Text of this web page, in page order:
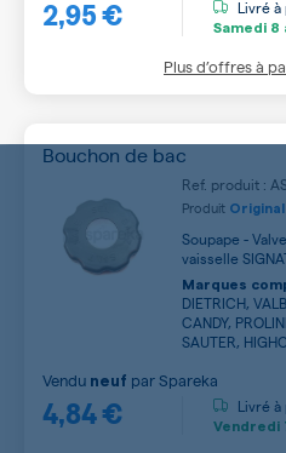
2,95 € Livré à
Samedi 8
Plus d’offres à
Bouchon de bac
Ref. produit :
Produit Original
Soupape -
vaisselle
Marques
DIETRICH,
CANDY,
SAUTER,
4,84 €
Vendu neuf parSpareka
Livré
Vendredi